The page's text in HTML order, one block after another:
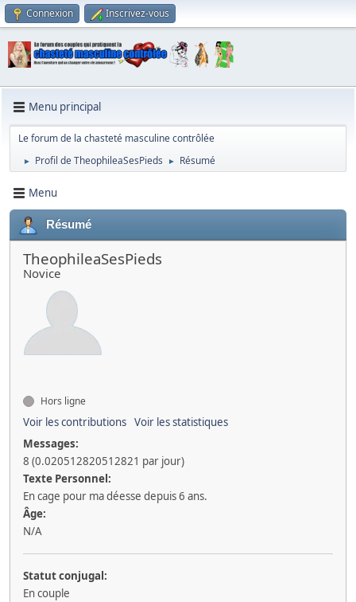
Connexion Inscrivez-vous
Menu principal
Le forum de la chasteté masculine contrôlée
► Profil de TheophileaSesPieds ► Résumé
Menu
Résumé
TheophileaSesPieds
Novice
Hors ligne
Voir les contributions Voir les statistiques
Messages:
8 (0.020512820512821 par jour)
Texte Personnel:
En cage pour ma déesse depuis 6 ans.
Âge:
N/A
Statut conjugal:
En couple